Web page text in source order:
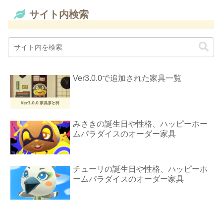
サイト内検索
Ver3.0.0で追加された家具一覧
みさきの誕生日や性格、ハッピーホー
ムパラダイスのオーダー家具
チューリの誕生日や性格、ハッピーホ
ームパラダイスのオーダー家具